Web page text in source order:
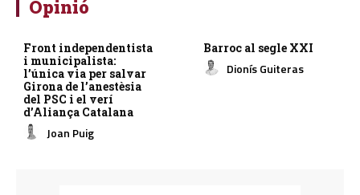
Opinió
Front independentista
i municipalista:
l’única via per salvar
Girona de l’anestèsia
del PSC i el verí
d’Aliança Catalana
Joan Puig
Barroc al segle XXI
Dionís Guiteras